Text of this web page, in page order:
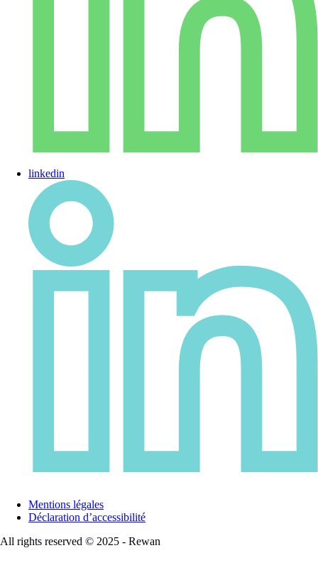
linkedin
Mentions légales
Déclaration d’accessibilité
All rights reserved © 2025 - Rewan